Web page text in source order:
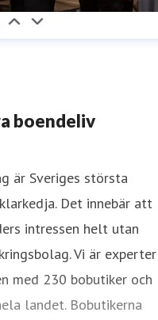
boendeliv
är Sveriges största
Det innebär att
intressen helt utan
Vi är experter
med 230 bobutiker och
landet. Bobutikerna